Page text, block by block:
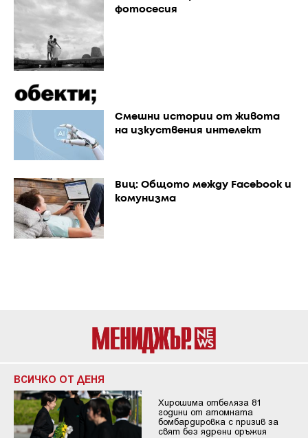
фотосесия
Смешни истории от живота
на изкуствения интелект
Виц: Общото между Facebook и
комунизма
ВСИЧКО ОТ ДЕНЯ
Хирошима отбеляза 81
години от атомната
бомбардировка с призив за
свят без ядрени оръжия